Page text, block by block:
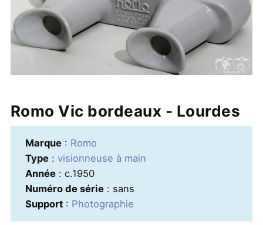
Romo Vic bordeaux - Lourdes
Marque: Romo
Type: visionneuse à main
Année: c.1950
Numéro de série: sans
Support: Photographie